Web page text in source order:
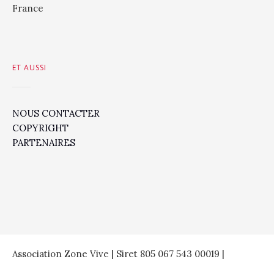
France
ET AUSSI
NOUS CONTACTER
COPYRIGHT
PARTENAIRES
Association Zone Vive | Siret 805 067 543 00019 |